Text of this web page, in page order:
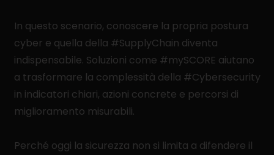
In questo scenario, conoscere la propria postura
cyber e quella della #SupplyChain diventa
indispensabile. Soluzioni come #mySCORE aiutano
a trasformare la complessità della #Cybersecurity
in indicatori chiari, azioni concrete e percorsi di
miglioramento misurabili.
Perché oggi la sicurezza non si limita a difendere il